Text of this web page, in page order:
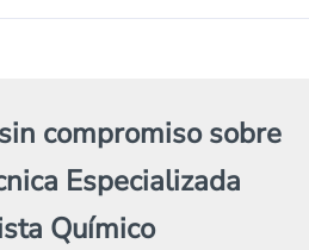
compromiso sobre
Especializada
Químico